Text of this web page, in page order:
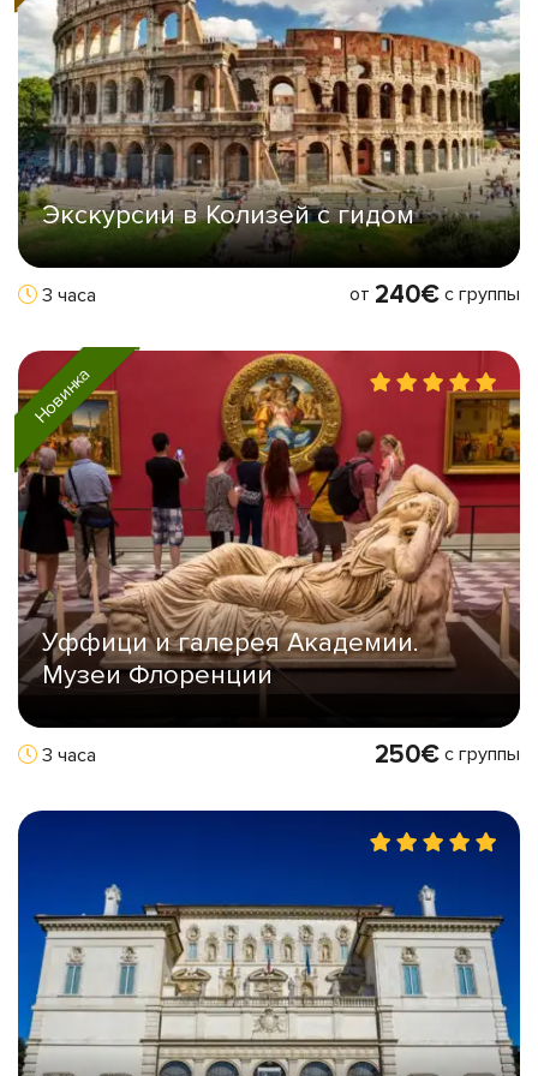
Экскурсии в Колизей с гидом
3 часа от 240€с группы
Новинка
Уффици и галерея Академии.
Музеи Флоренции
3 часа 250€с группы